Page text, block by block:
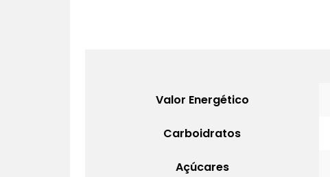
Valor Energético
Carboidratos
Açúcares